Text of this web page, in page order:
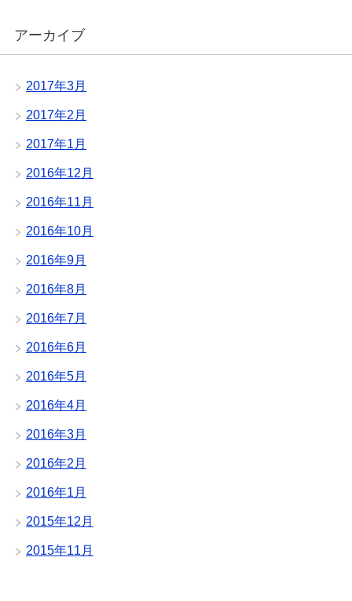
アーカイブ
2017年3月
2017年2月
2017年1月
2016年12月
2016年11月
2016年10月
2016年9月
2016年8月
2016年7月
2016年6月
2016年5月
2016年4月
2016年3月
2016年2月
2016年1月
2015年12月
2015年11月